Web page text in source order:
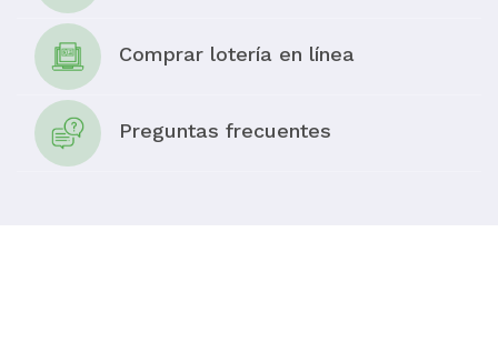
Comprar lotería en línea
Preguntas frecuentes